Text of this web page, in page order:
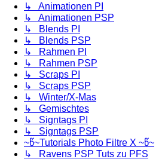
↳ Animationen PI
↳ Animationen PSP
↳ Blends PI
↳ Blends PSP
↳ Rahmen PI
↳ Rahmen PSP
↳ Scraps PI
↳ Scraps PSP
↳ Winter/X-Mas
↳ Gemischtes
↳ Signtags PI
↳ Signtags PSP
~წ~Tutorials Photo Filtre X ~წ~
↳ Ravens PSP Tuts zu PFS